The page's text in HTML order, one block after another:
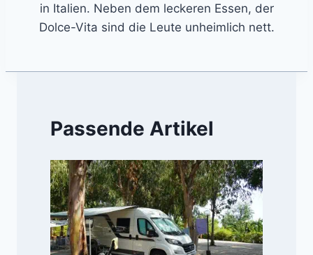
in Italien. Neben dem leckeren Essen, der
Dolce-Vita sind die Leute unheimlich nett.
Passende Artikel